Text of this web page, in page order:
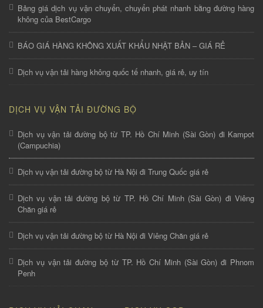
Bảng giá dịch vụ vận chuyển, chuyển phát nhanh bằng đường hàng
không của BestCargo
BÁO GIÁ HÀNG KHÔNG XUẤT KHẨU NHẬT BẢN – GIÁ RẺ
Dịch vụ vận tải hàng không quốc tế nhanh, giá rẻ, uy tín
DỊCH VỤ VẬN TẢI ĐƯỜNG BỘ
Dịch vụ vận tải đường bộ từ TP. Hồ Chí Minh (Sài Gòn) đi Kampot
(Campuchia)
Dịch vụ vận tải đường bộ từ Hà Nội đi Trung Quốc giá rẻ
Dịch vụ vận tải đường bộ từ TP. Hồ Chí Minh (Sài Gòn) đi Viêng
Chăn giá rẻ
Dịch vụ vận tải đường bộ từ Hà Nội đi Viêng Chăn giá rẻ
Dịch vụ vận tải đường bộ từ TP. Hồ Chí Minh (Sài Gòn) đi Phnom
Penh